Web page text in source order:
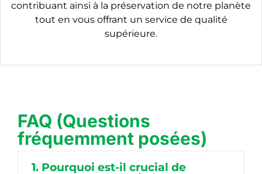
contribuant ainsi à la préservation de notre planète
tout en vous offrant un service de qualité
supérieure.
FAQ (Questions
fréquemment posées)
1. Pourquoi est-il crucial de